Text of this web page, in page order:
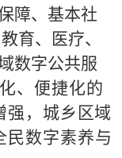
障、基本社
教育、医疗、
数字公共服
、便捷化的
强，城乡 区域
民数字素养与